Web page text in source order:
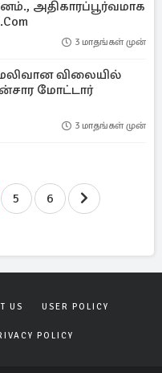
அதிகாரப்பூர்வமாக
3 மாதங்கள் முன்
விலையில்
மோட்டார்
3 மாதங்கள் முன்
5 6
US USER POLICY
POLICY